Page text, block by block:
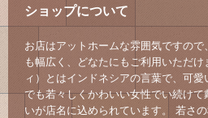
ショップについて
お店はアットホームな雰囲気ですの
も幅広く、どなたにもご利用いただ
ィ）とはインドネシアの言葉で、可
でも若々しくかわいい女性でい続け
いが店名に込められています。 若さ